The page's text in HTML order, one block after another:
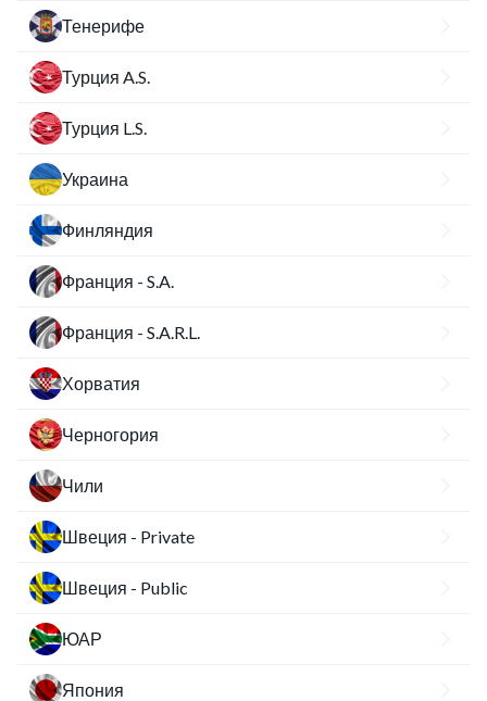
Тенерифе
Турция A.S.
Турция L.S.
Украина
Финляндия
Франция - S.A.
Франция - S.A.R.L.
Хорватия
Черногория
Чили
Швеция - Private
Швеция - Public
ЮАР
Япония